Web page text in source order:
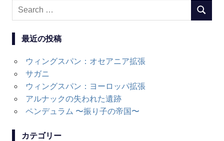
Search
最近の投稿
ウィングスパン：オセアニア拡張
サガニ
ウィングスパン：ヨーロッパ拡張
アルナックの失われた遺跡
ペンデュラム 〜振り子の帝国〜
カテゴリー